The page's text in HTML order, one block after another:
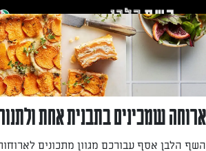
לאזור
תוכן
תחתון
מרב יוגב חתוקה
ארוחה שמכינים בתבנית אחת
השף הלבן אסף עבורכם מגוון מתכונים